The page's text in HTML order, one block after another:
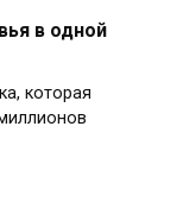
в одной
которая